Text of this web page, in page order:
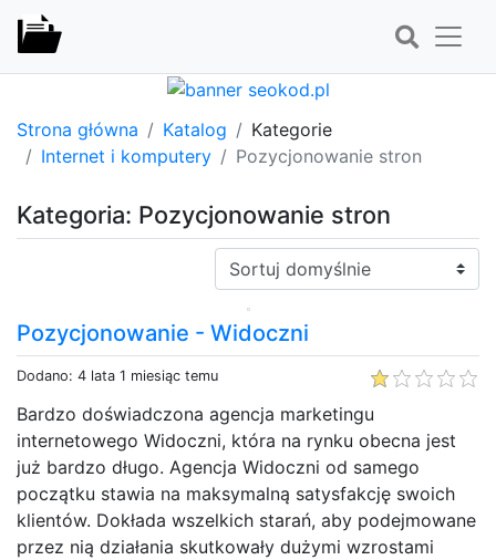
Strona główna Katalog
Kategorie
Internet i komputery
Pozycjonowanie stron
Kategoria: Pozycjonowanie stron
Sortuj:
Pozycjonowanie - Widoczni
Dodano: 4 lata 1 miesiąc temu
Bardzo doświadczona agencja marketingu
internetowego Widoczni, która na rynku obecna jest
już bardzo długo. Agencja Widoczni od samego
początku stawia na maksymalną satysfakcję swoich
klientów. Dokłada wszelkich starań, aby podejmowane
przez nią działania skutkowały dużymi wzrostami